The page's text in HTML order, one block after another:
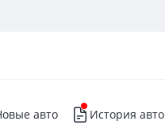
авто История авто